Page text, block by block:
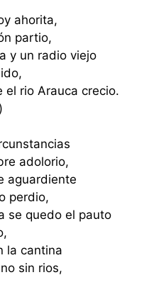
ahorita,
partio,
y un radio viejo
el rio Arauca crecio.
adolorio,
aguardiente
perdio,
se quedo el pauto
la cantina
sin rios,